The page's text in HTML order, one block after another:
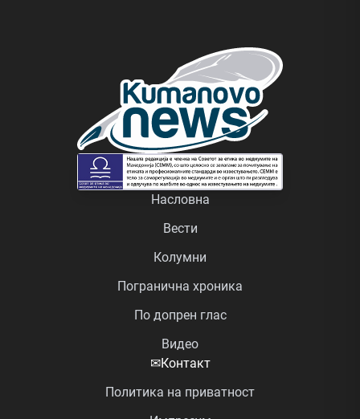
Насловна
Вести
Колумни
Погранична хроника
По допрен глас
Видео
✉Контакт
Политика на приватност